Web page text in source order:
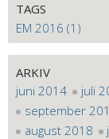
TAGS
EM 2016 (1)
ARKIV
juni 2014
juli
september
august 2018